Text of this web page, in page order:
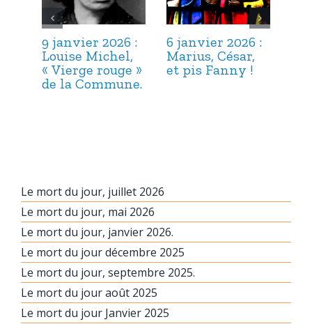
9 janvier 2026 :
Louise Michel,
« Vierge rouge »
de la Commune.
6 janvier 2026 :
Marius, César,
et pis Fanny !
Le mort du jour, juillet 2026
Le mort du jour, mai 2026
Le mort du jour, janvier 2026.
Le mort du jour décembre 2025
Le mort du jour, septembre 2025.
Le mort du jour août 2025
Le mort du jour Janvier 2025